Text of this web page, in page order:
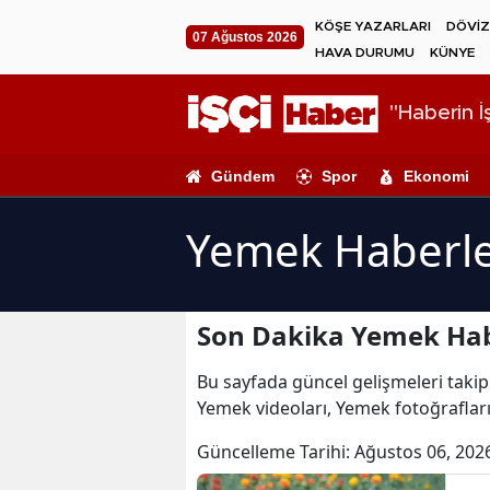
07 Ağustos 2026
KÖŞE YAZARLARI
HAVA DURUMU
KÜNYE
"Haberin
Gündem Spor Ekonomi
Yemek
Son Dakika Yemek
Bu sayfada güncel gelişmeleri
Yemek videoları, Yemek
Güncelleme Tarihi: Ağustos 06,